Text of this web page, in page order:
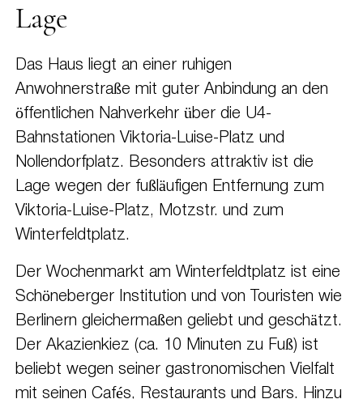
Lage
Das Haus liegt an einer ruhigen
Anwohnerstraße mit guter Anbindung an den
öffentlichen Nahverkehr über die U4-
Bahnstationen Viktoria-Luise-Platz und
Nollendorfplatz. Besonders attraktiv ist die
Lage wegen der fußläufigen Entfernung zum
Viktoria-Luise-Platz, Motzstr. und zum
Winterfeldtplatz.
Der Wochenmarkt am Winterfeldtplatz ist eine
Schöneberger Institution und von Touristen wie
Berlinern gleichermaßen geliebt und geschätzt.
Der Akazienkiez (ca. 10 Minuten zu Fuß) ist
beliebt wegen seiner gastronomischen Vielfalt
mit seinen Cafés, Restaurants und Bars. Hinzu